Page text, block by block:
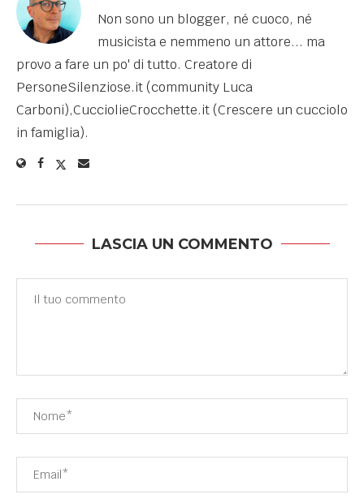
Non sono un blogger, né cuoco, né
musicista e nemmeno un attore... ma
provo a fare un po' di tutto. Creatore di
PersoneSilenziose.it (community Luca
Carboni),CucciolieCrocchette.it (Crescere un cucciolo
in famiglia).
LASCIA UN COMMENTO